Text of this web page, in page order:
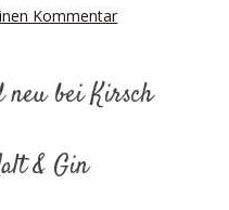
Kommentar
bei Kirsch
& Gin